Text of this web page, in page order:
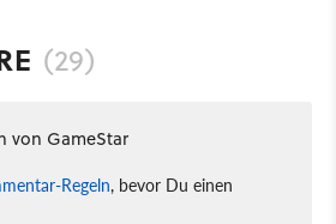
(29)
von GameStar
Regeln, bevor Du einen